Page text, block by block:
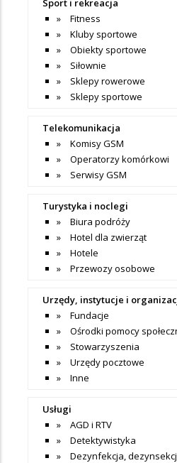
Sport i rekreacja
Fitness
Kluby sportowe
Obiekty sportowe
Siłownie
Sklepy rowerowe
Sklepy sportowe
Telekomunikacja
Komisy GSM
Operatorzy komórkowi
Serwisy GSM
Turystyka i noclegi
Biura podróży
Hotel dla zwierząt
Hotele
Przewozy osobowe
Urzędy, instytucje i
Fundacje
Ośrodki pomocy
Stowarzyszenia
Urzędy pocztowe
Inne
Usługi
AGD i RTV
Detektywistyka
Dezynfekcja,